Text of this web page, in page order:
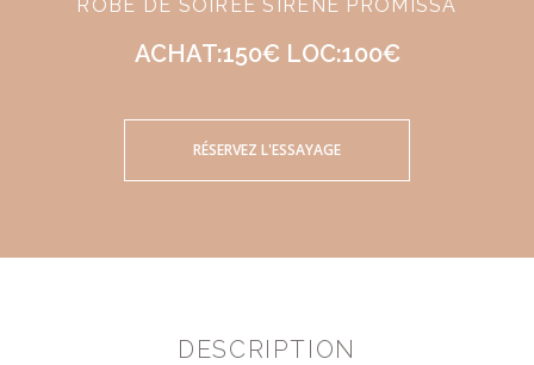
ROBE DE SOIRÉE SIRÈNE PROMISSA
ACHAT:150€ LOC:100€
RÉSERVEZ L'ESSAYAGE
DESCRIPTION